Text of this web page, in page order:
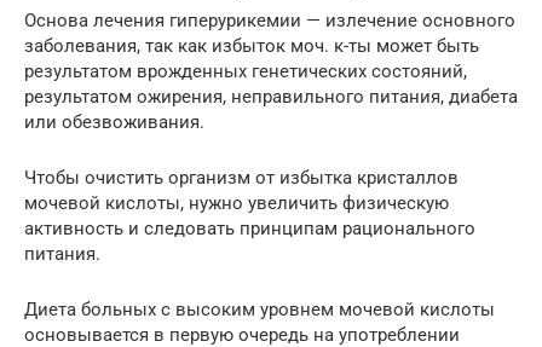
Основа лечения гиперурикемии — излечение основного
заболевания, так как избыток моч. к-ты может быть
результатом врожденных генетических состояний,
результатом ожирения, неправильного питания, диабета
или обезвоживания.
Чтобы очистить организм от избытка кристаллов
мочевой кислоты, нужно увеличить физическую
активность и следовать принципам рационального
питания.
Диета больных с высоким уровнем мочевой кислоты
основывается в первую очередь на употреблении